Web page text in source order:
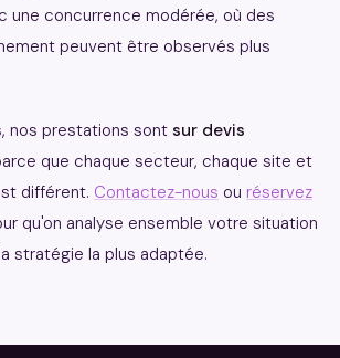
une concurrence modérée, où des
peuvent être observés plus
nos prestations sont sur devis
que chaque secteur, chaque site et
différent. Contactez-nous ou réservez
qu'on analyse ensemble votre situation
stratégie la plus adaptée.